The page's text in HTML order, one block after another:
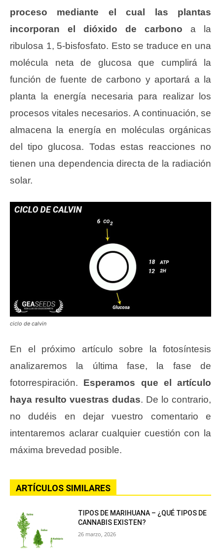
proceso mediante el cual las plantas
incorporan el dióxido de carbono a la
ribulosa 1, 5-bisfosfato. Esto se traduce en una
molécula neta de glucosa que cumplirá la
función de fuente de carbono y aportará a la
planta la energía necesaria para realizar los
procesos vitales necesarios. A continuación, se
almacena la energía en moléculas orgánicas
del tipo glucosa. Todas estas reacciones no
tienen una dependencia directa de la radiación
solar.
ciclo de calvin
En el próximo artículo sobre la fotosíntesis
analizaremos la última fase, la fase de
fotorrespiración. Esperamos que el artículo
haya resulto vuestras dudas. De lo contrario,
no dudéis en dejar vuestro comentario e
intentaremos aclarar cualquier cuestión con la
máxima brevedad posible.
ARTÍCULOS SIMILARES
TIPOS DE MARIHUANA – ¿QUÉ TIPOS DE
CANNABIS EXISTEN?
26 marzo, 2026